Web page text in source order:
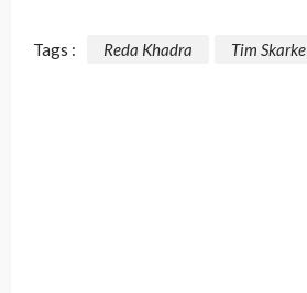
Tags : Reda Khadra Tim Skarke